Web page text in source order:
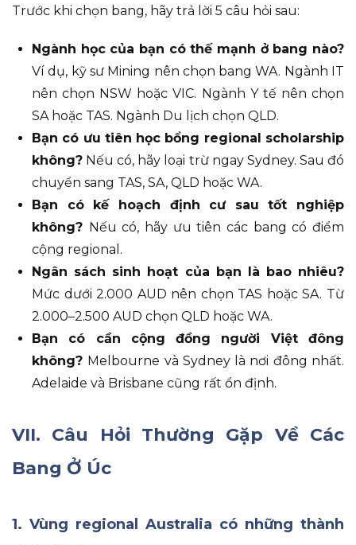
Trước khi chọn bang, hãy trả lời 5 câu hỏi sau:
Ngành học của bạn có thế mạnh ở bang nào?
Ví dụ, kỹ sư Mining nên chọn bang WA. Ngành IT
nên chọn NSW hoặc VIC. Ngành Y tế nên chọn
SA hoặc TAS. Ngành Du lịch chọn QLD.
Bạn có ưu tiên học bổng regional scholarship
không? Nếu có, hãy loại trừ ngay Sydney. Sau đó
chuyển sang TAS, SA, QLD hoặc WA.
Bạn có kế hoạch định cư sau tốt nghiệp
không? Nếu có, hãy ưu tiên các bang có điểm
cộng regional .
Ngân sách sinh hoạt của bạn là bao nhiêu?
Mức dưới 2.000 AUD nên chọn TAS hoặc SA. Từ
2.000–2.500 AUD chọn QLD hoặc WA.
Bạn có cần cộng đồng người Việt đông
không? Melbourne và Sydney là nơi đông nhất.
Adelaide và Brisbane cũng rất ổn định.
VII. Câu Hỏi Thường Gặp Về Các
Bang Ở Úc
1. Vùng regional Australia có những thành